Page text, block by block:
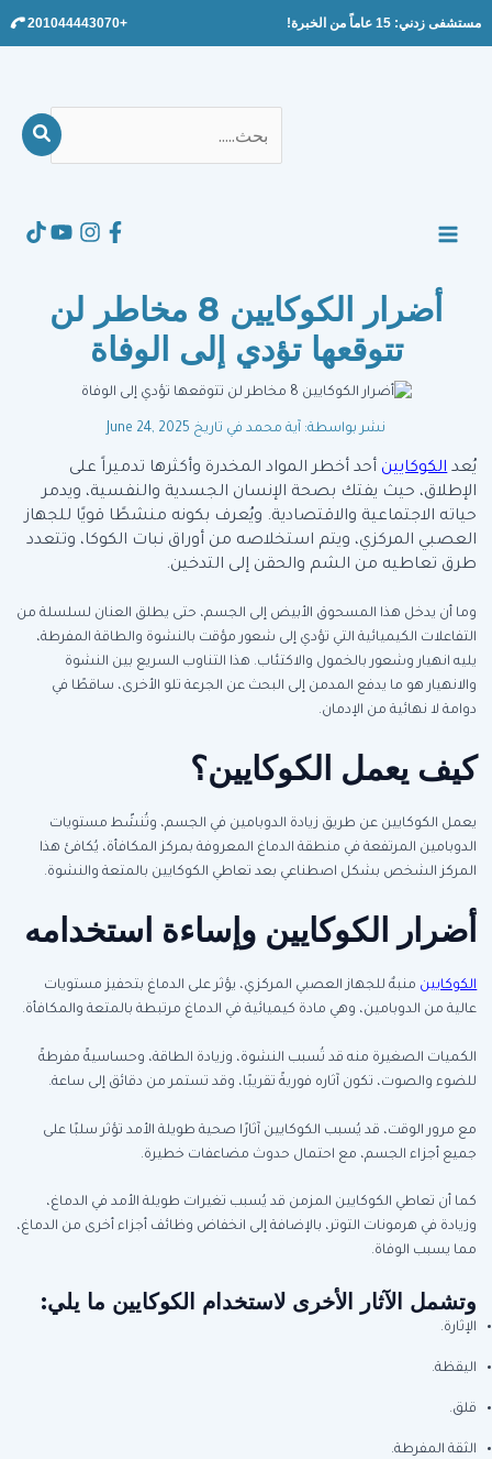
مستشفى زدني: 15 عاماً من الخبرة! +201044443070
MAIN
أضرار الكوكايين 8 مخاطر لن
تتوقعها تؤدي إلى الوفاة
نشر بواسطة: آية محمد في تاريخ June 24, 2025
يُعدالكوكايين أحد أخطر المواد المخدرة وأكثرها تدميراً على
الإطلاق، حيث يفتك بصحة الإنسان الجسدية والنفسية، ويدمر
حياته الاجتماعية والاقتصادية. ويُعرف بكونه منشطًا قويًا للجهاز
العصبي المركزي، ويتم استخلاصه من أوراق نبات الكوكا، وتتعدد
طرق تعاطيه من الشم والحقن إلى التدخين.
وما أن يدخل هذا المسحوق الأبيض إلى الجسم، حتى يطلق العنان لسلسلة من
التفاعلات الكيميائية التي تؤدي إلى شعور مؤقت بالنشوة والطاقة المفرطة،
يليه انهيار وشعور بالخمول والاكتئاب. هذا التناوب السريع بين النشوة
والانهيار هو ما يدفع المدمن إلى البحث عن الجرعة تلو الأخرى، ساقطًا في
دوامة لا نهائية من الإدمان.
كيف يعمل الكوكايين؟
يعمل الكوكايين عن طريق زيادة الدوبامين في الجسم، وتُنشّط مستويات
الدوبامين المرتفعة في منطقة الدماغ المعروفة بمركز المكافأة، يُكافئ هذا
المركز الشخص بشكل اصطناعي بعد تعاطي الكوكايين بالمتعة والنشوة.
أضرار الكوكايين وإساءة استخدامه
الكوكايين منبهٌ للجهاز العصبي المركزي، يؤثر على الدماغ بتحفيز مستويات
عالية من الدوبامين، وهي مادة كيميائية في الدماغ مرتبطة بالمتعة والمكافأة.
الكميات الصغيرة منه قد تُسبب النشوة، وزيادة الطاقة، وحساسيةً مفرطةً
للضوء والصوت، تكون آثاره فوريةً تقريبًا، وقد تستمر من دقائق إلى ساعة.
مع مرور الوقت، قد يُسبب الكوكايين آثارًا صحية طويلة الأمد تؤثر سلبًا على
جميع أجزاء الجسم، مع احتمال حدوث مضاعفات خطيرة.
كما أن تعاطي الكوكايين المزمن قد يُسبب تغيرات طويلة الأمد في الدماغ،
وزيادة في هرمونات التوتر، بالإضافة إلى انخفاض وظائف أجزاء أخرى من الدماغ،
مما يسبب الوفاة.
وتشمل الآثار الأخرى لاستخدام الكوكايين ما يلي:
الإثارة.
اليقظة.
قلق.
الثقة المفرطة.